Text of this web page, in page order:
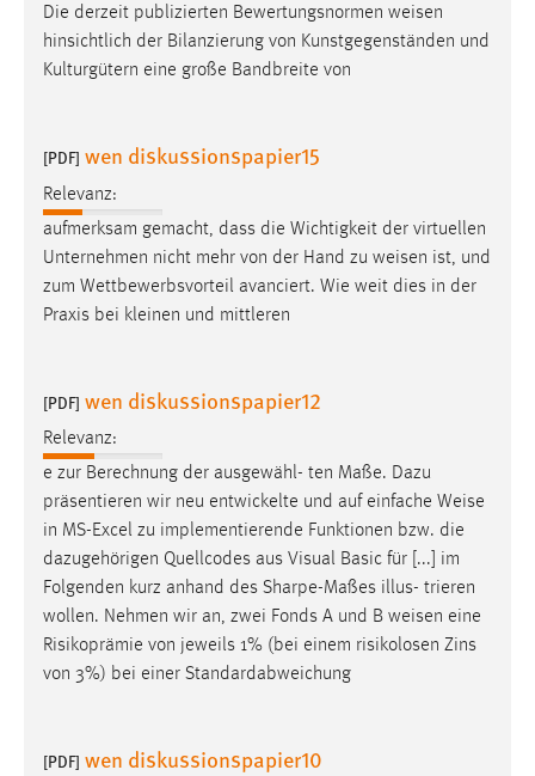
Die derzeit publizierten Bewertungsnormen weisen
hinsichtlich der Bilanzierung von Kunstgegenständen und
Kulturgütern eine große Bandbreite von
[PDF] wen diskussionspapier15
Relevanz:
aufmerksam gemacht, dass die Wichtigkeit der virtuellen
Unternehmen nicht mehr von der Hand zu weisen ist, und
zum Wettbewerbsvorteil avanciert. Wie weit dies in der
Praxis bei kleinen und mittleren
[PDF] wen diskussionspapier12
Relevanz:
e zur Berechnung der ausgewähl- ten Maße. Dazu
präsentieren wir neu entwickelte und auf einfache Weise
in MS-Excel zu implementierende Funktionen bzw. die
dazugehörigen Quellcodes aus Visual Basic für [...] im
Folgenden kurz anhand des Sharpe-Maßes illus- trieren
wollen. Nehmen wir an, zwei Fonds A und B weisen eine
Risikoprämie von jeweils 1% (bei einem risikolosen Zins
von 3%) bei einer Standardabweichung
[PDF] wen diskussionspapier10